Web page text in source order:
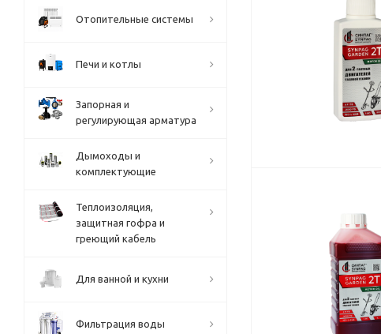
Отопительные системы
Печи и котлы
Запорная и
регулирующая арматура
Дымоходы и
комплектующие
Теплоизоляция,
защитная гофра и
греющий кабель
Для ванной и кухни
Фильтрация воды